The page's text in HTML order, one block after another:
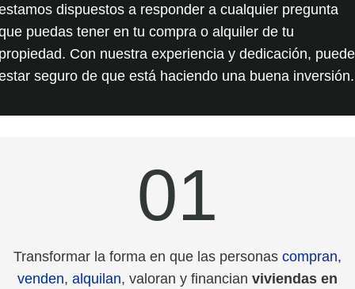
dispuestos a responder a cualquier pregunta
puedas tener en tu compra oalquiler de tu
. Con nuestra experiencia y dedicación, puede
seguro de que está haciendo una buena inversión.
01
Transformar la forma en que las personas compran,
venden, alquilan, valoran y financian viviendas en